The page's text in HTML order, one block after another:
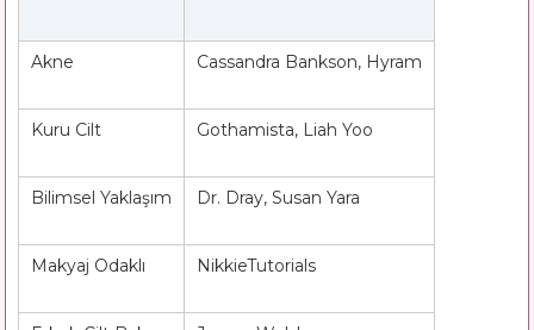
Akne Cassandra Bankson, Hyram
Kuru Cilt Gothamista, Liah Yoo
Bilimsel Yaklaşım Dr. Dray, Susan Yara
Makyaj Odaklı NikkieTutorials